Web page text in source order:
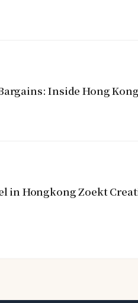
Inside Hong
in Hongkong Zoekt